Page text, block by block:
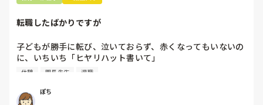
転職したばかりですが
子どもが勝手に転び、泣いておらず、赤くなってもいないの
に、いちいち「ヒヤリハット書いて」
と書かされ
（そう言う本人は書かない）
休憩 園長先生 退職
ぽち